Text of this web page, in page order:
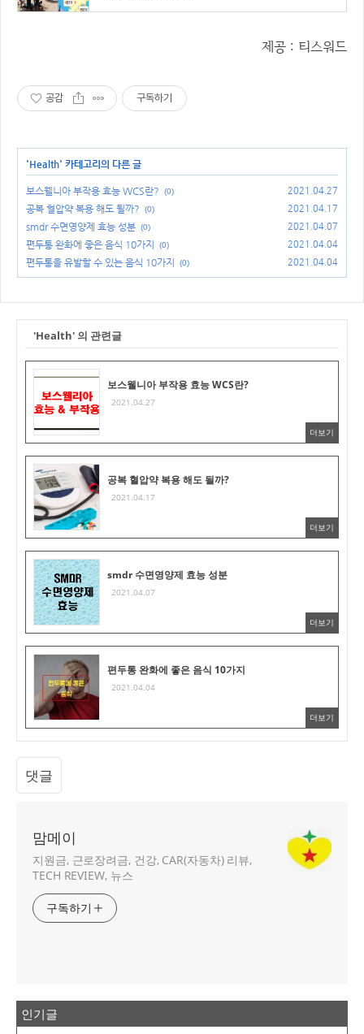
제공 : 티스워드
공감 구독하기
'Health' 카테고리의 다른 글
보스웰니아 부작용 효능 WCS란? (0) 2021.04.27
공복 혈압약 복용 해도 될까? (0) 2021.04.17
smdr 수면영양제 효능 성분 (0) 2021.04.07
편두통 완화에 좋은 음식 10가지 (0) 2021.04.04
편두통을 유발할 수 있는 음식 10가지 (0) 2021.04.04
'Health' 의 관련글
보스웰니아 부작용 효능 WCS란?
2021.04.27
더보기
공복 혈압약 복용 해도 될까?
2021.04.17
더보기
smdr 수면영양제 효능 성분
2021.04.07
더보기
편두통 완화에 좋은 음식 10가지
2021.04.04
더보기
댓글
맘메이
지원금, 근로장려금, 건강, CAR(자동차) 리뷰,
TECH REVIEW, 뉴스
구독하기
인기글